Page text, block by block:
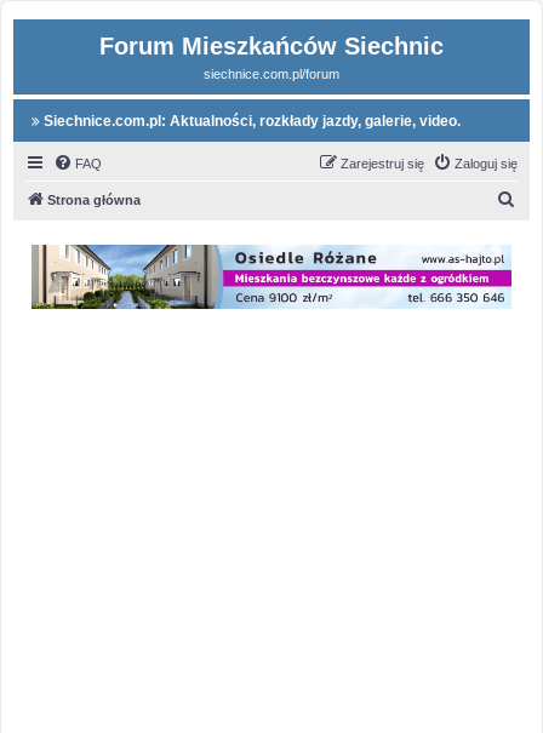
Forum Mieszkańców Siechnic
siechnice.com.pl/forum
Siechnice.com.pl: Aktualności, rozkłady jazdy, galerie, video.
FAQ Zaloguj się
Zarejestruj się
Strona główna